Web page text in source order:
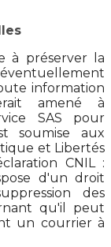
à préserver la
information
amené à
SAS pour
soumise aux
et Libertés
CNIL :
d'un droit
des
qu'il peut
un courrier à